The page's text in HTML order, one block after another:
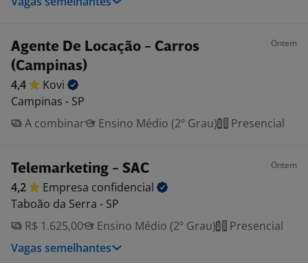
Agente De Locação - Carros
(Campinas)
Ontem
4,4
Kovi
Campinas - SP
A combinar
Ensino Médio (2º Grau) Presencial
Telemarketing - SAC Ontem
4,2 Empresa confidencial
Taboão da Serra - SP
R$ 1.625,00
Ensino Médio (2º Grau)
Presencial
Vagas semelhantes